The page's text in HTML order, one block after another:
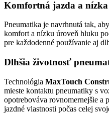
Komfortná jazda a
Pneumatika je navrhnutá tak,
komfort a nízku úroveň hluku
pre každodenné používanie aj
Dlhšia životnosť
Technológia MaxTouch
mieste kontaktu pneumatiky s
opotrebováva rovnomernejšie a
jazdné vlastnosti počas celej